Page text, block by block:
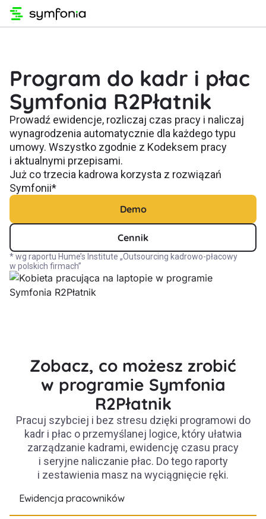
Program do kadr i płac
Symfonia R2Płatnik
Prowadź ewidencje, rozliczaj czas pracy i naliczaj
wynagrodzenia automatycznie dla każdego typu
umowy. Wszystko zgodnie z Kodeksem pracy
i aktualnymi przepisami.
Już co trzecia kadrowa korzysta z rozwiązań
Symfonii*
Demo
Cennik
* wg raportu Hume’s Institute „Outsourcing kadrowo-płacowy
w polskich firmach”
Zobacz, co możesz zrobić
w programie Symfonia
R2Płatnik
Pracuj szybciej i bez stresu dzięki programowi do
kadr i płac o przemyślanej logice, który ułatwia
zarządzanie kadrami, ewidencję czasu pracy
i seryjne naliczanie płac. Do tego raporty
i zestawienia masz na wyciągnięcie ręki.
Ewidencja pracowników